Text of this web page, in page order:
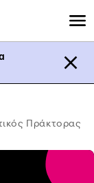
Πράκτορας